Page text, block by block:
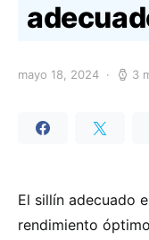
mayo 18, 2024 3
El sillín adecuado
rendimiento